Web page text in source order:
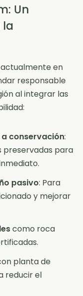
Un
actualmente en
responsable
al integrar las
conservación:
preservadas para
pasivo: Para
y mejorar
como roca
planta de
reducir el